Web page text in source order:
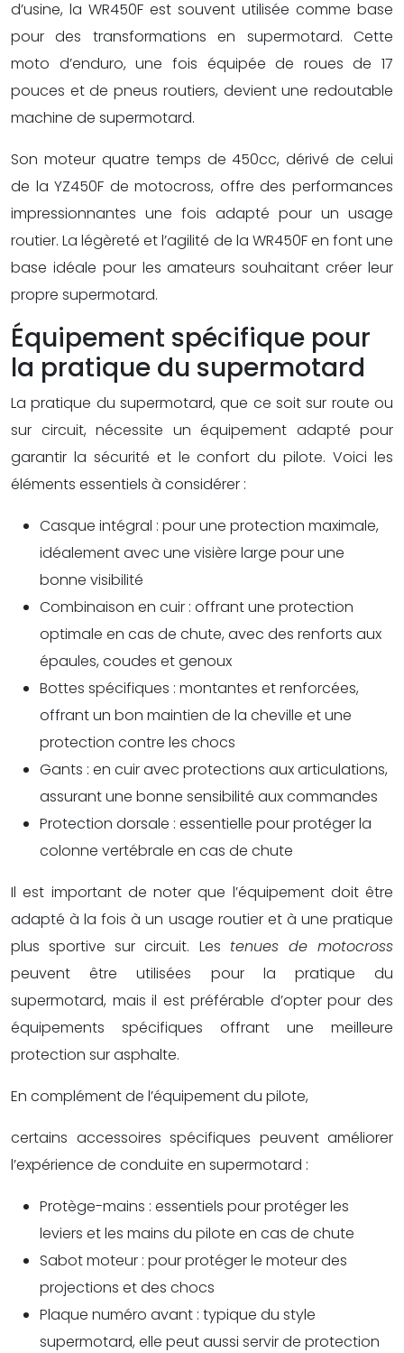
d’usine, la WR450F est souvent utilisée comme base
pour des transformations en supermotard. Cette
moto d’enduro, une fois équipée de roues de 17
pouces et de pneus routiers, devient une redoutable
machine de supermotard.
Son moteur quatre temps de 450cc, dérivé de celui
de la YZ450F de motocross, offre des performances
impressionnantes une fois adapté pour un usage
routier. La légèreté et l’agilité de la WR450F en font une
base idéale pour les amateurs souhaitant créer leur
propre supermotard.
Équipement spécifique pour
la pratique du supermotard
La pratique du supermotard, que ce soit sur route ou
sur circuit, nécessite un équipement adapté pour
garantir la sécurité et le confort du pilote. Voici les
éléments essentiels à considérer :
Casque intégral : pour une protection maximale,
idéalement avec une visière large pour une
bonne visibilité
Combinaison en cuir : offrant une protection
optimale en cas de chute, avec des renforts aux
épaules, coudes et genoux
Bottes spécifiques : montantes et renforcées,
offrant un bon maintien de la cheville et une
protection contre les chocs
Gants : en cuir avec protections aux articulations,
assurant une bonne sensibilité aux commandes
Protection dorsale : essentielle pour protéger la
colonne vertébrale en cas de chute
Il est important de noter que l’équipement doit être
adapté à la fois à un usage routier et à une pratique
plus sportive sur circuit. Les tenues de motocross
peuvent être utilisées pour la pratique du
supermotard, mais il est préférable d’opter pour des
équipements spécifiques offrant une meilleure
protection sur asphalte.
En complément de l’équipement du pilote,
certains accessoires spécifiques peuvent améliorer
l’expérience de conduite en supermotard :
Protège-mains : essentiels pour protéger les
leviers et les mains du pilote en cas de chute
Sabot moteur : pour protéger le moteur des
projections et des chocs
Plaque numéro avant : typique du style
supermotard, elle peut aussi servir de protection